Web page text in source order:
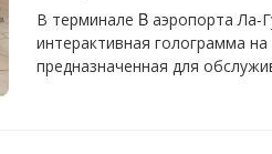
В терминале B аэропорта
интерактивная голограмма
предназначенная для